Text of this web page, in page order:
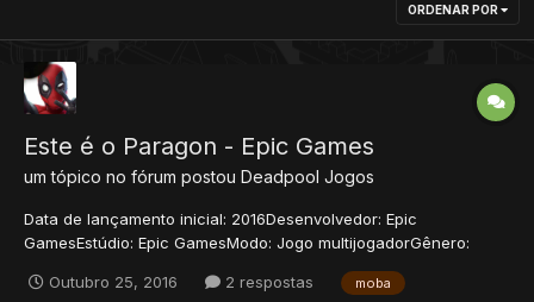
ORDENAR POR
Este é o Paragon - Epic Games
um tópico no fórum postou Deadpool Jogos
Data de lançamento inicial: 2016Desenvolvedor: Epic
GamesEstúdio: Epic GamesModo: Jogo multijogadorGênero:
Microsoft Windows ESTE É O PARAGON PARAGON, O NOVO
Outubro 25, 2016 2 respostas moba